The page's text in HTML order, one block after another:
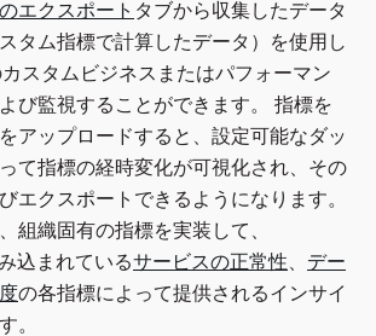
エクスポート タブから収集したデータ
タム指標で計算したデータ）を使用し
スタムビジネスまたはパフォーマン
び監視することができます。 指標を
アップロードすると、設定可能なダッ
て指標の経時変化が可視化され、その
エクスポートできるようになります。
組織固有の指標を実装して、
込まれているサービスの正常性
デー
の各指標によって提供されるインサイ
。